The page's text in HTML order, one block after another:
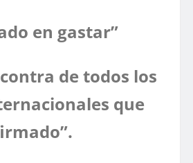
en gastar”
de todos los
que